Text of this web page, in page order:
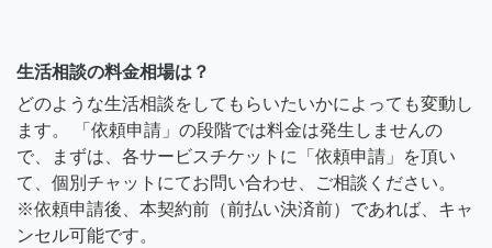
生活相談の料金相場は？
どのような生活相談をしてもらいたいかによっても変動し
ます。 「依頼申請」の段階では料金は発生しませんの
で、まずは、各サービスチケットに「依頼申請」を頂い
て、個別チャットにてお問い合わせ、ご相談ください。
※依頼申請後、本契約前（前払い決済前）であれば、キャ
ンセル可能です。